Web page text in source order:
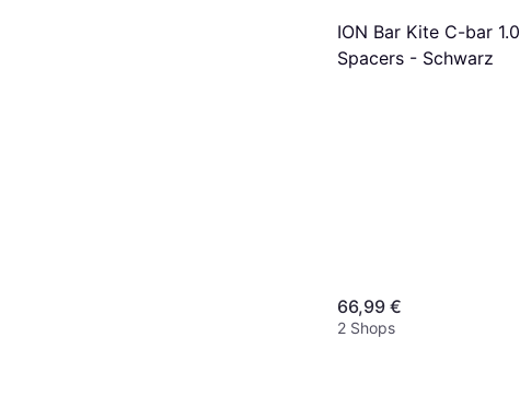
ION Bar Kite C-bar 1.0
Spacers - Schwarz
66,99 €
2 Shops